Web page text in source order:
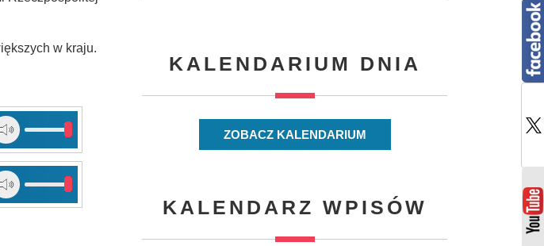
w kraju.
KALENDARIUM DNIA
ZOBACZ KALENDARIUM
KALENDARZ WPISÓW